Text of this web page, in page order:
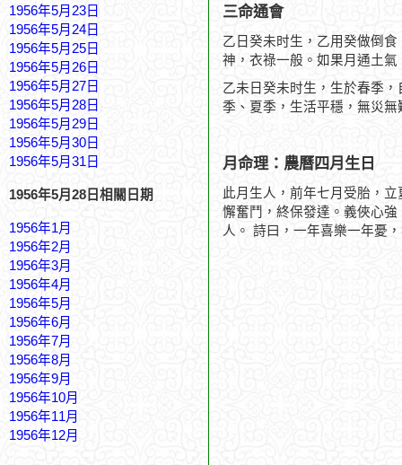
1956年5月23日
1956年5月24日
1956年5月25日
1956年5月26日
1956年5月27日
1956年5月28日
1956年5月29日
1956年5月30日
1956年5月31日
1956年5月28日相關日期
1956年1月
1956年2月
1956年3月
1956年4月
1956年5月
1956年6月
1956年7月
1956年8月
1956年9月
1956年10月
1956年11月
1956年12月
三命通會
乙日癸未时生，乙用癸做倒
神，衣祿一般。如果月通土氣
乙未日癸未时生，生於春季
季、夏季，生活平穩，無災無
月命理：農曆四月生日
此月生人，前年七月受胎，
懈奮鬥，終保發達。義俠心
人。 詩曰，一年喜樂一年憂